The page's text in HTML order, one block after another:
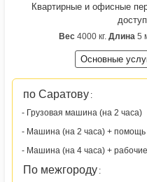
Квартирные и офисные
Вес 4000 кг. Длина 5
Основные
по Саратову :
- Грузовая машина (на 2 часа)
- Машина (на 2 часа) + помощь
- Машина (на 4 часа) + рабочие
По межгороду :